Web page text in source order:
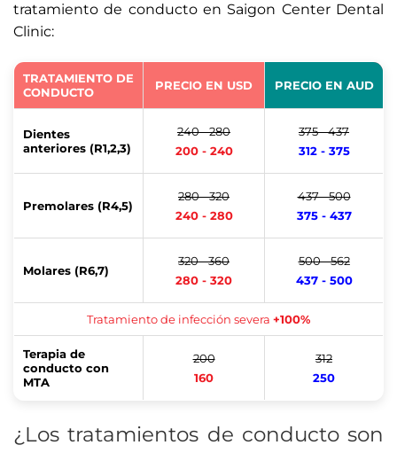
tratamiento de conducto en Saigon Center Dental
Clinic:
TRATAMIENTO DE
CONDUCTO
PRECIO EN USD PRECIO EN AUD
Dientes
anteriores (R1,2,3)
240 - 280
200 - 240
375 - 437
312 - 375
Premolares (R4,5)
280 - 320
240 - 280
437 - 500
375 - 437
Molares (R6,7)
320 - 360
280 - 320
500 - 562
437 - 500
Tratamiento de infección severa +100%
Terapia de
conducto con
MTA
200
160
312
250
¿Los tratamientos de conducto son